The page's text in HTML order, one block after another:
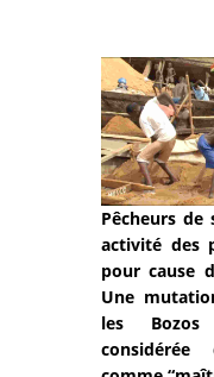
Pêcheurs
activité des
pour cause
Une
les